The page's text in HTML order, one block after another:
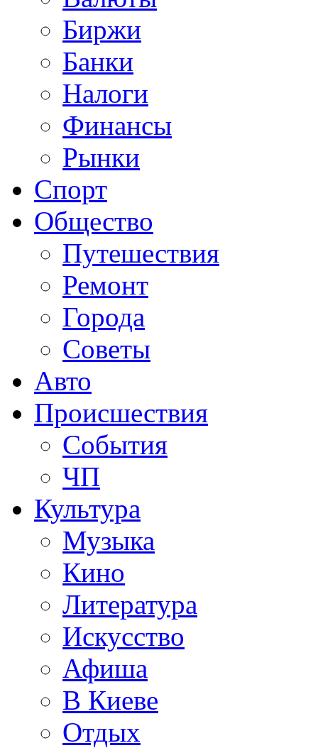
Биржи
Банки
Налоги
Финансы
Рынки
Спорт
Общество
Путешествия
Ремонт
Города
Советы
Авто
Происшествия
События
ЧП
Культура
Музыка
Кино
Литература
Искусство
Афиша
В Киеве
Отдых